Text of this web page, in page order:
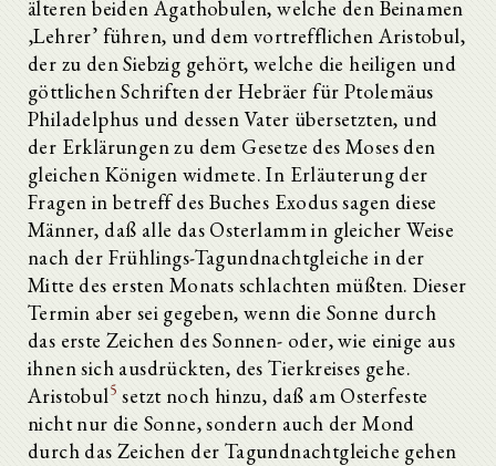
älteren beiden Agathobulen, welche den Beinamen
‚Lehrer’ führen, und dem vortrefflichen Aristobul,
der zu den Siebzig gehört, welche die heiligen und
göttlichen Schriften der Hebräer für Ptolemäus
Philadelphus und dessen Vater übersetzten, und
der Erklärungen zu dem Gesetze des Moses den
gleichen Königen widmete. In Erläuterung der
Fragen in betreff des Buches Exodus sagen diese
Männer, daß alle das Osterlamm in gleicher Weise
nach der Frühlings-Tagundnachtgleiche in der
Mitte des ersten Monats schlachten müßten. Dieser
Termin aber sei gegeben, wenn die Sonne durch
das erste Zeichen des Sonnen- oder, wie einige aus
ihnen sich ausdrückten, des Tierkreises gehe.
Aristobul5 setzt noch hinzu, daß am Osterfeste
nicht nur die Sonne, sondern auch der Mond
durch das Zeichen der Tagundnachtgleiche gehen